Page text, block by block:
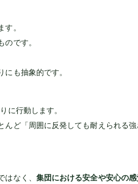
。
です。
も抽象的です。
に行動します。
んど「周囲に反発しても耐えられる強
なく、 集団における安全や安心の